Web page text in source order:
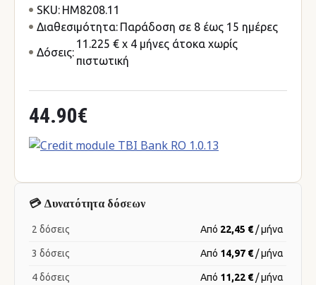
44.90€
SKU: HM8208.11
Διαθεσιμότητα: Παράδοση σε 8 έως 15 ημέρες
Δόσεις:
11.225 € x 4 μήνες άτοκα χωρίς
πιστωτική
💳 Δυνατότητα δόσεων
2 δόσεις Από 22,45 € / μήνα
3 δόσεις Από 14,97 € / μήνα
4 δόσεις Από 11,22 € / μήνα